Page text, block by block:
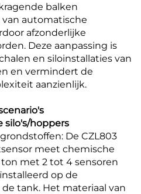
balken
automatische
afzonderlijke
Deze aanpassing is
en siloinstallaties van
en vermindert de
aanzienlijk.
silo's/hoppers
De CZL803
meet chemische
met 2 tot 4 sensoren
op de
tank. Het materiaal van